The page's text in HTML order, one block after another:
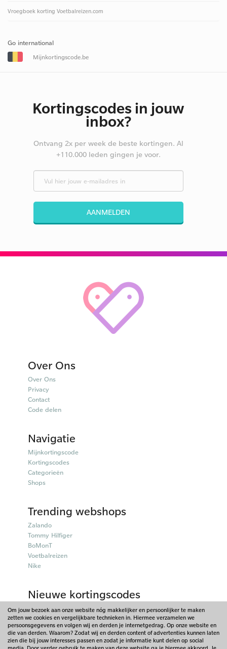
Vroegboek korting Voetbalreizen.com
Go international
Mijnkortingscode.be
Kortingscodes in jouw
inbox?
Ontvang 2x per week de beste kortingen. Al
+110.000 leden gingen je voor.
AANMELDEN
Over Ons
Over Ons
Privacy
Contact
Code delen
Navigatie
Mijnkortingscode
Kortingscodes
Categorieën
Shops
Trending webshops
Zalando
Tommy Hilfiger
BoMonT
Voetbalreizen
Nike
Nieuwe kortingscodes
50plusmobiel kortingscodes
Parfumado kortingscodes
Fitpen kortingscodes
Things I Like Things I Love kortingscodes
Om jouw bezoek aan onze website nóg makkelijker en persoonlijker te maken
zetten we cookies en vergelijkbare technieken in. Hiermee verzamelen we
persoonsgegevens en volgen wij en derden je internetgedrag. Op onze website en
die van derden. Waarom? Zodat wij en derden content of advertenties kunnen laten
zien die bij jouw interesses passen en zodat je informatie kunt delen op social